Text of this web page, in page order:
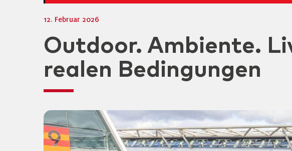
12. Februar 2026
Outdoor. Ambiente.
realen Bedingungen